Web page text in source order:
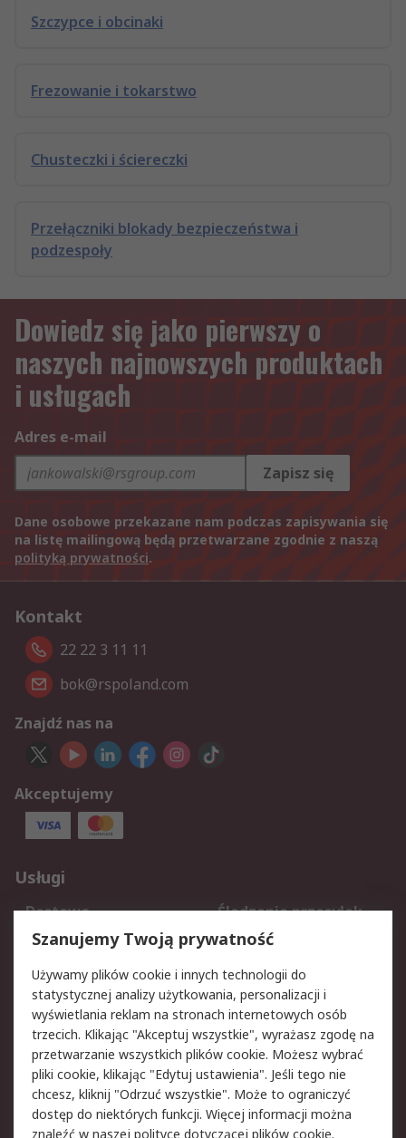
Szczypce i obcinaki
Frezowanie i tokarstwo
Chusteczki i ściereczki
Przełączniki blokady bezpieczeństwa i
podzespoły
Dowiedz się jako pierwszy o
naszych najnowszych produktach
i usługach
Adres e-mail
Zapisz się
Dane osobowe przekazane nam podczas zapisywania się
na listę mailingową będą przetwarzane zgodnie z naszą
polityką prywatności.
Kontakt
22 22 3 11 11
bok@rspoland.com
Znajdź nas na
Akceptujemy
Usługi
Dostawa
Śledzenie przesyłek
Reklamacje i zwroty
Rejestracja
Aspekty prawne
Bezpieczeństwo e-
maila
Polityka dotycząca
plików cookie
Polityka prywatności
Użytkowanie witryny
Zastrzeżenia prawne
Warunki Sprzedaży
Szanujemy Twoją prywatność
Używamy plików cookie i innych technologii do
statystycznej analizy użytkowania, personalizacji i
wyświetlania reklam na stronach internetowych osób
trzecich. Klikając "Akceptuj wszystkie", wyrażasz zgodę na
przetwarzanie wszystkich plików cookie. Możesz wybrać
pliki cookie, klikając "Edytuj ustawienia". Jeśli tego nie
chcesz, kliknij "Odrzuć wszystkie". Może to ograniczyć
dostęp do niektórych funkcji. Więcej informacji można
znaleźć w naszej polityce dotyczącej plików cookie.